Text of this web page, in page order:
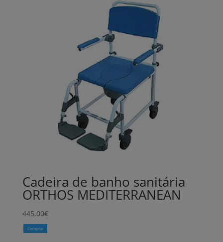
Cadeira de banho sanitária
ORTHOS MEDITERRANEAN
445,00€
Comprar